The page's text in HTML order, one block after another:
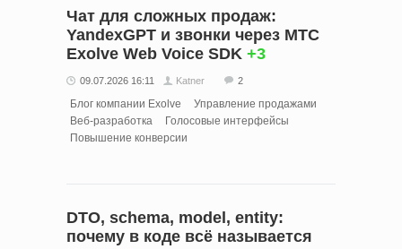
Чат для сложных продаж:
YandexGPT и звонки через МТС
Exolve Web Voice SDK +3
09.07.2026 16:11 Katner 2
Блог компании Exolve
Управление продажами
Веб-разработка
Голосовые интерфейсы
Повышение конверсии
DTO, schema, model, entity:
почему в коде всё называется